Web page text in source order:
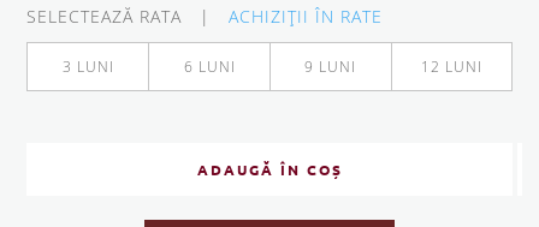
SELECTEAZĂ RATA |ACHIZIŢII ÎN RATE
3 LUNI 6 LUNI 9 LUNI 12 LUNI
ADAUGĂ ÎN COȘ